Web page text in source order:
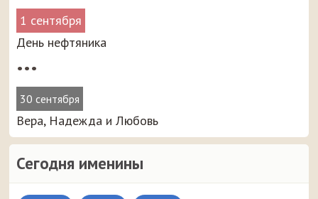
1 сентября
День нефтяника
•••
30 сентября
Вера, Надежда и Любовь
Сегодня именины